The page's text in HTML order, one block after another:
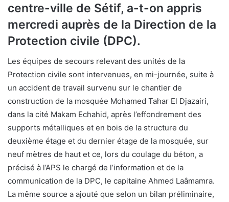
centre-ville de Sétif, a-t-on appris
mercredi auprès de la Direction de la
Protection civile (DPC).
Les équipes de secours relevant des unités de la
Protection civile sont intervenues, en mi-journée, suite à
un accident de travail survenu sur le chantier de
construction de la mosquée Mohamed Tahar El Djazairi,
dans la cité Makam Echahid, après l’effondrement des
supports métalliques et en bois de la structure du
deuxième étage et du dernier étage de la mosquée, sur
neuf mètres de haut et ce, lors du coulage du béton, a
précisé à l’APS le chargé de l’information et de la
communication de la DPC, le capitaine Ahmed Laâmamra.
La même source a ajouté que selon un bilan préliminaire,